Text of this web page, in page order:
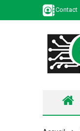
Contact